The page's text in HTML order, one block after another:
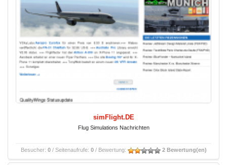
simFlight.DE
Flug Simulations Nachrichten
Besucher: 0/ Seitenaufrufe: 0/ Bewertung: 2 Bewertung(en)